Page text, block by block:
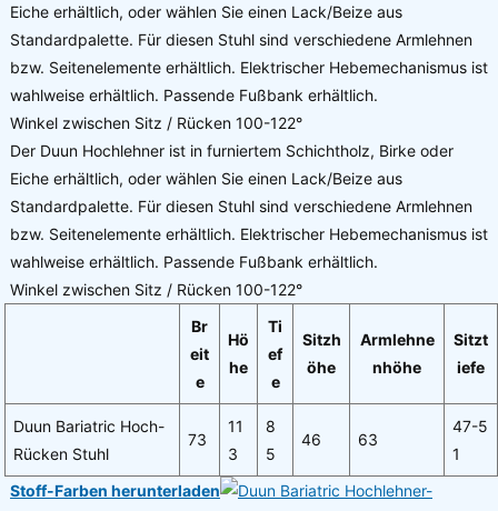
Eiche erhältlich, oder wählen Sie einen Lack/Beize aus
Standardpalette. Für diesen Stuhl sind verschiedene Armlehnen
bzw. Seitenelemente erhältlich. Elektrischer Hebemechanismus ist
wahlweise erhältlich. Passende Fußbank erhältlich.
Winkel zwischen Sitz / Rücken 100-122°
Der Duun Hochlehner ist in furniertem Schichtholz, Birke oder
Eiche erhältlich, oder wählen Sie einen Lack/Beize aus
Standardpalette. Für diesen Stuhl sind verschiedene Armlehnen
bzw. Seitenelemente erhältlich. Elektrischer Hebemechanismus ist
wahlweise erhältlich. Passende Fußbank erhältlich.
Winkel zwischen Sitz / Rücken 100-122°
Br
eit
e
Hö
he
Ti
ef
e
Sitzh
öhe
Armlehne
nhöhe
Sitzt
iefe
Duun Bariatric Hoch-
Rücken Stuhl
73
11
3
8
5
46 63
47-5
1
Stoff-Farben herunterladen